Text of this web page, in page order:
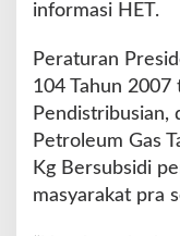
informasi HET.
Peraturan
104 Tahun 2007
Pendistribusian,
Petroleum Gas
Kg Bersubsidi
masyarakat pra